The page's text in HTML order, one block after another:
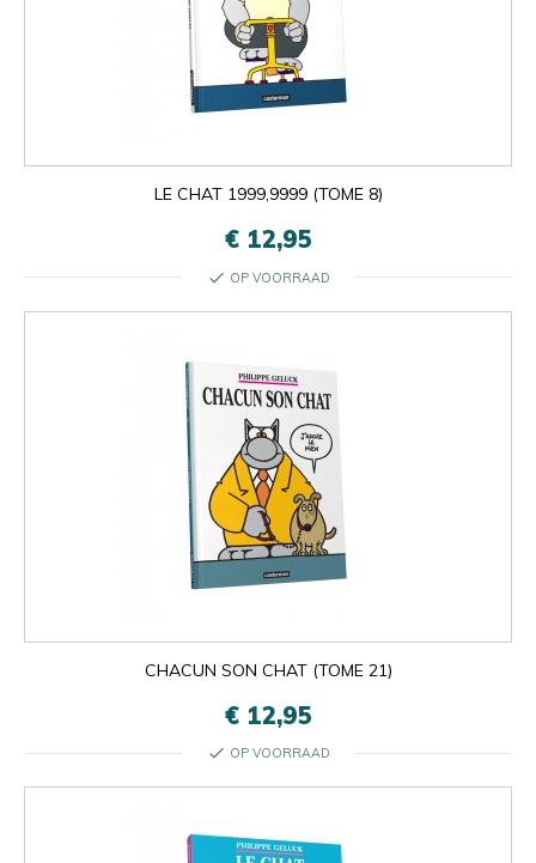
LE CHAT 1999,9999 (TOME 8)
€ 12,95
check OP VOORRAAD
CHACUN SON CHAT (TOME 21)
€ 12,95
check OP VOORRAAD